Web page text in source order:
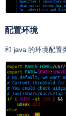
配置环境
和 java 的环境配置